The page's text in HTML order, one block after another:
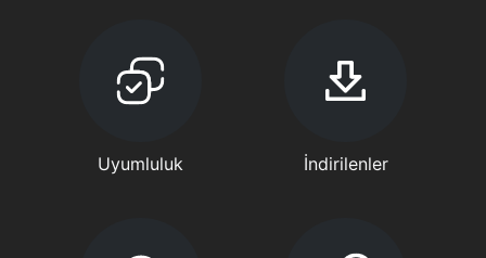
Uyumluluk İndirilenler